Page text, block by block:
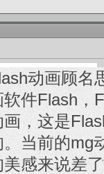
动画顾名
软件Flash，
画，这是
。当前的mg
美感来说差